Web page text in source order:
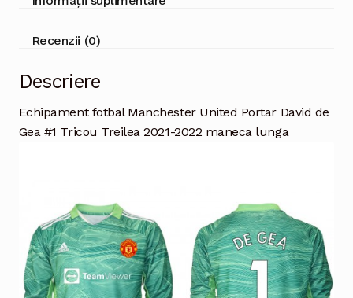
Recenzii (0)
Descriere
Echipament fotbal Manchester United Portar David de
Gea #1 Tricou Treilea 2021-2022 maneca lunga